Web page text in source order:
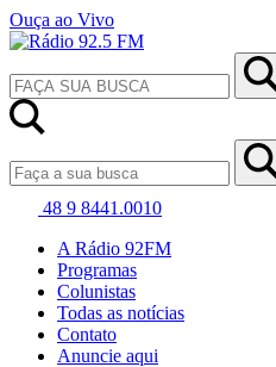
Ouça ao Vivo
48 9 8441.0010
A Rádio 92FM
Programas
Colunistas
Todas as notícias
Contato
Anuncie aqui